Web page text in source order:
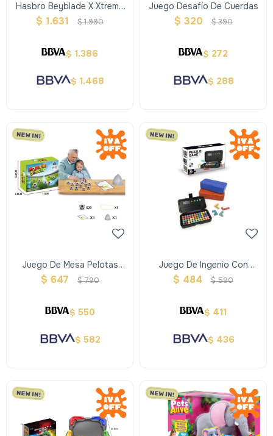
Hasbro Beyblade X Xtreme
Trompo + Lanzador - Rojo
$ 1.631 $1.990
$ 1.386
$ 1.468
Juego Desafío De Cuerdas
$ 320 $390
$ 272
$ 288
Juego De Mesa Pelotas
Imantadas
$ 647 $790
$ 550
$ 582
Juego De Ingenio Con
Tablero Puntaje
$ 484 $ 590
$ 411
$ 436